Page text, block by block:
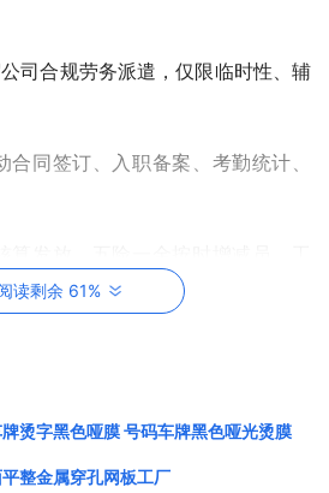
司合规劳务派遣，仅限临时性、辅
同签订、入职备案、考勤统计、
读剩余 61%
烫字黑色哑膜 号码车牌黑色哑光烫膜
整金属穿孔网板工厂